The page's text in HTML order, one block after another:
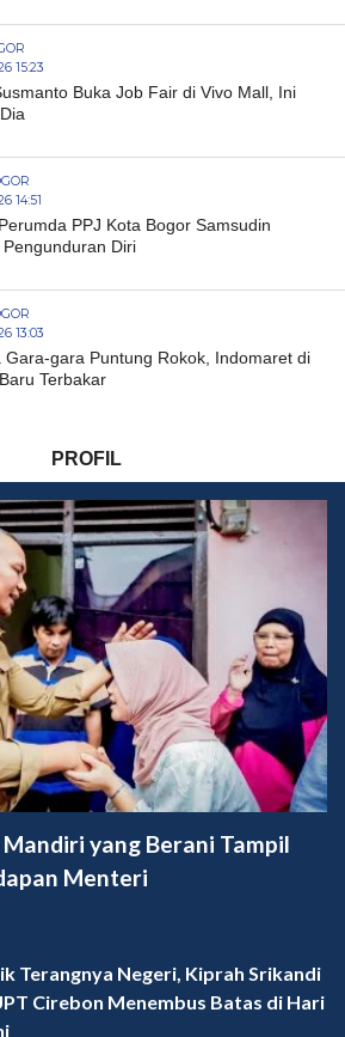
15:23
Buka Job Fair di Vivo Mall, Ini
14:51
PPJ Kota Bogor Samsudin
Diri
13:03
Gara-gara Puntung Rokok, Indomaret di
Terbakar
PROFIL
yang Berani Tampil
Menteri
Terangnya Negeri, Kiprah Srikandi
Cirebon Menembus Batas di Hari